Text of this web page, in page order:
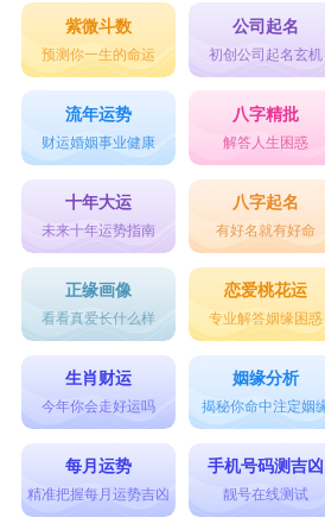
想要知道当前爱情上的困顿与分手
否有必要挽回。你大可放心，全力
的好情操，这爱情就能挽回了。只
还是能美满的。
求职工作
◇问何时可找到工作？◇问工作在
想要找工作，但也许有些不安。或
却不知这个工作好不好。其实，你
很安全。找到的工作也是很棒的工
◇问工作运途？
看起来虽不如己愿，但是很有前途。
创业事业
请在春秋两季出发。
◇问事业运途？
想要自行创业，不知好否，也许你
做下去会困境重重。其实，事情没
你做的事业，你就放心去做吧。
想要知道当前已经发展中的事业前
紫微斗数
预测你一生的命运
公司起名
初创公司起名玄机
流年运势
财运婚姻事业健康
八字精批
解答人生困惑
十年大运
未来十年运势指南
八字起名
有好名就有好命
正缘画像
看看真爱长什么样
恋爱桃花运
专业解答姻缘困惑
生肖财运
今年你会走好运吗
姻缘分析
揭秘你命中注定姻
每月运势
精准把握每月运势吉凶
手机号码测吉凶
靓号在线测试